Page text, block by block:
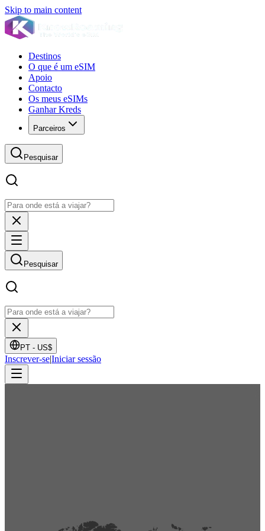
Skip to main content
Destinos
O que é um eSIM
Apoio
Contacto
Os meus eSIMs
Ganhar Kreds
Parceiros
Pesquisar
Pesquisar
PT - US$
Inscrever-se|Iniciar sessão